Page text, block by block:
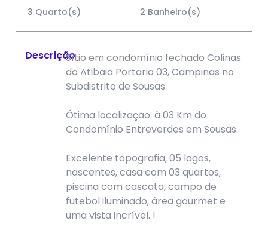
3 Quarto(s) 2 Banheiro(s)
DescriçãoSítio em condomínio fechado Colinas
do Atibaia Portaria 03, Campinas no
Subdistrito de Sousas.
Ótima localização: à 03 Km do
Condomínio Entreverdes em Sousas.
Excelente topografia, 05 lagos,
nascentes, casa com 03 quartos,
piscina com cascata, campo de
futebol iluminado, área gourmet e
uma vista incrível. !